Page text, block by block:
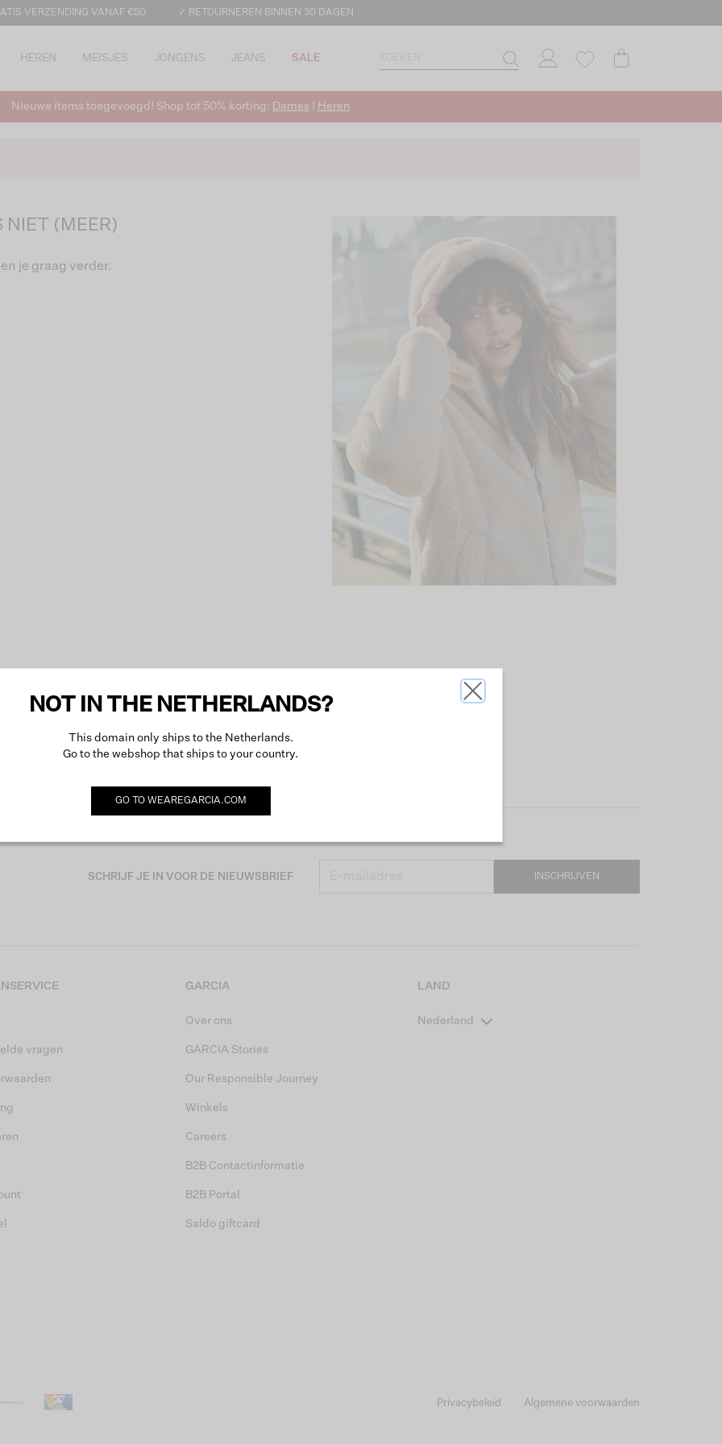
VERZENDING VANAF €50 ✓ RETOURNEREN BINNEN 30 DAGEN
HEREN MEISJES JONGENS JEANS SALE
Nieuwe items toegevoegd! Shop tot 50% korting: Dames Heren
NIET (MEER)
je graag verder.
SCHRIJF JE IN VOOR DE NIEUWSBRIEF INSCHRIJVEN
vragen
GARCIA
Over ons
GARCIA Stories
Our Responsible Journey
Winkels
Careers
B2B Contactinformatie
B2B Portal
Saldo giftcard
LAND
Nederland
Privacybeleid Algemene voorwaarden
NOT IN THE NETHERLANDS?
This domain only ships to the Netherlands.
Go to the webshop that ships to your country.
GO TO WEAREGARCIA.COM